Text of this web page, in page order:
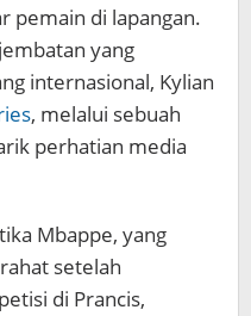
pemain di lapangan.
yang
internasional, Kylian
, melalui sebuah
perhatian media
Mbappe, yang
setelah
di Prancis,